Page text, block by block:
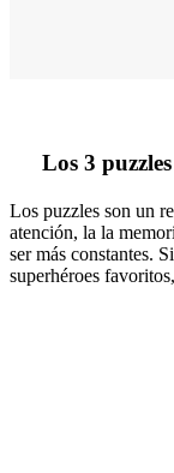
Los 3
Los puzzles son un
atención, la la
ser más constantes.
superhéroes